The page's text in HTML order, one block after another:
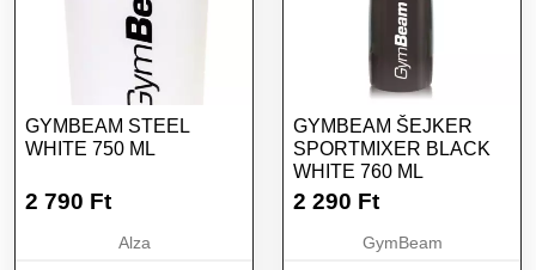
GYMBEAM STEEL
WHITE 750 ML
2 790 Ft
Alza
GYMBEAM ŠEJKER
SPORTMIXER BLACK
WHITE 760 ML
2 290 Ft
GymBeam